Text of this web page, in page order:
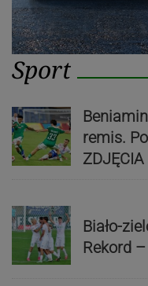
Sport
remis.
ZDJĘCIA
Biało-
Rekord